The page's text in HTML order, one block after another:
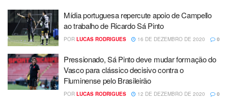
Mídia portuguesa repercute apoio de Campello
ao trabalho de Ricardo Sá Pinto
POR LUCAS RODRIGUES 16 DE DEZEMBRO DE 2020 0
Pressionado, Sá Pinto deve mudar formação do
Vasco para clássico decisivo contra o
Fluminense pelo Brasileirão
POR LUCAS RODRIGUES 12 DE DEZEMBRO DE 2020 0